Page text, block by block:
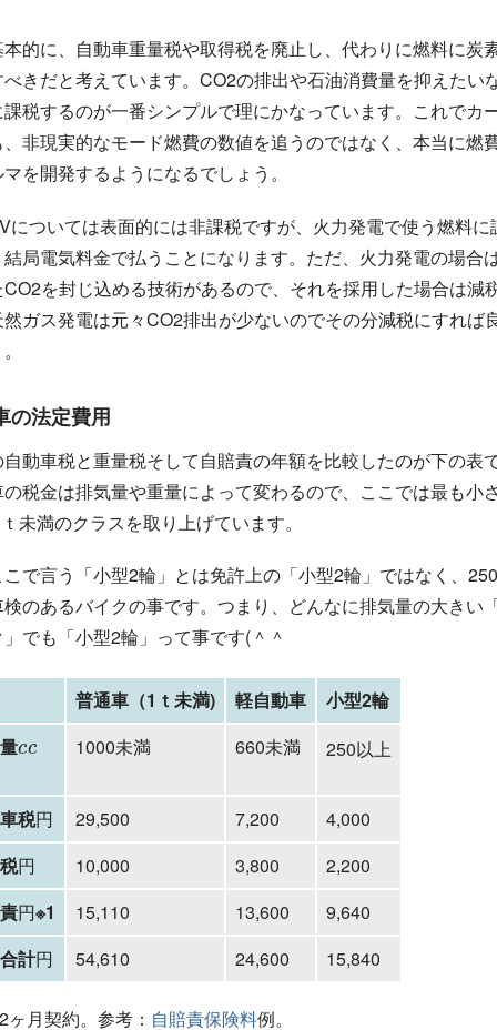
的に、自動車重量税や取得税を廃止し、代わりに燃料に炭
きだと考えています。CO2の排出や石油消費量を抑えたい
税するのが一番シンプルで理にかなっています。これでカ
非現実的なモード燃費の数値を追うのではなく、本当に燃
を開発するようになるでしょう。
については表面的には非課税ですが、火力発電で使う燃料に
局電気料金で払うことになります。ただ、火力発電の場合
を封じ込める技術があるので、それを採用した場合は減
ガス発電は元々CO2排出が少ないのでその分減税にすれば
の法定費用
動車税と重量税そして自賠責の年額を比較したのが下の表
税金は排気量や重量によって変わるので、ここでは最も小
未満のクラスを取り上げています。
で言う「小型2輪」とは免許上の「小型2輪」ではなく、
のあるバイクの事です。つまり、どんなに排気量の大きい
でも「小型2輪」って事です(＾＾
普通車（1ｔ未満) 軽自動車
小型2輪
cc
1000未満 660未満 250以上
税円
円
29,500 7,200
4,000
円
円
10,000 3,800
2,200
円
円
※1 15,110 13,600
9,640
計 円
円
54,610 24,600 15,840
ヶ月契約。参考： 自賠責保険料例。